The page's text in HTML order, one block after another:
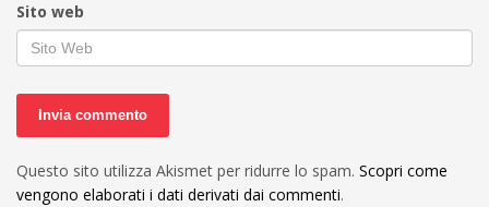
Sito web
Questo sito utilizza Akismet per ridurre lo spam. Scopri come
vengono elaborati i dati derivati dai commenti.